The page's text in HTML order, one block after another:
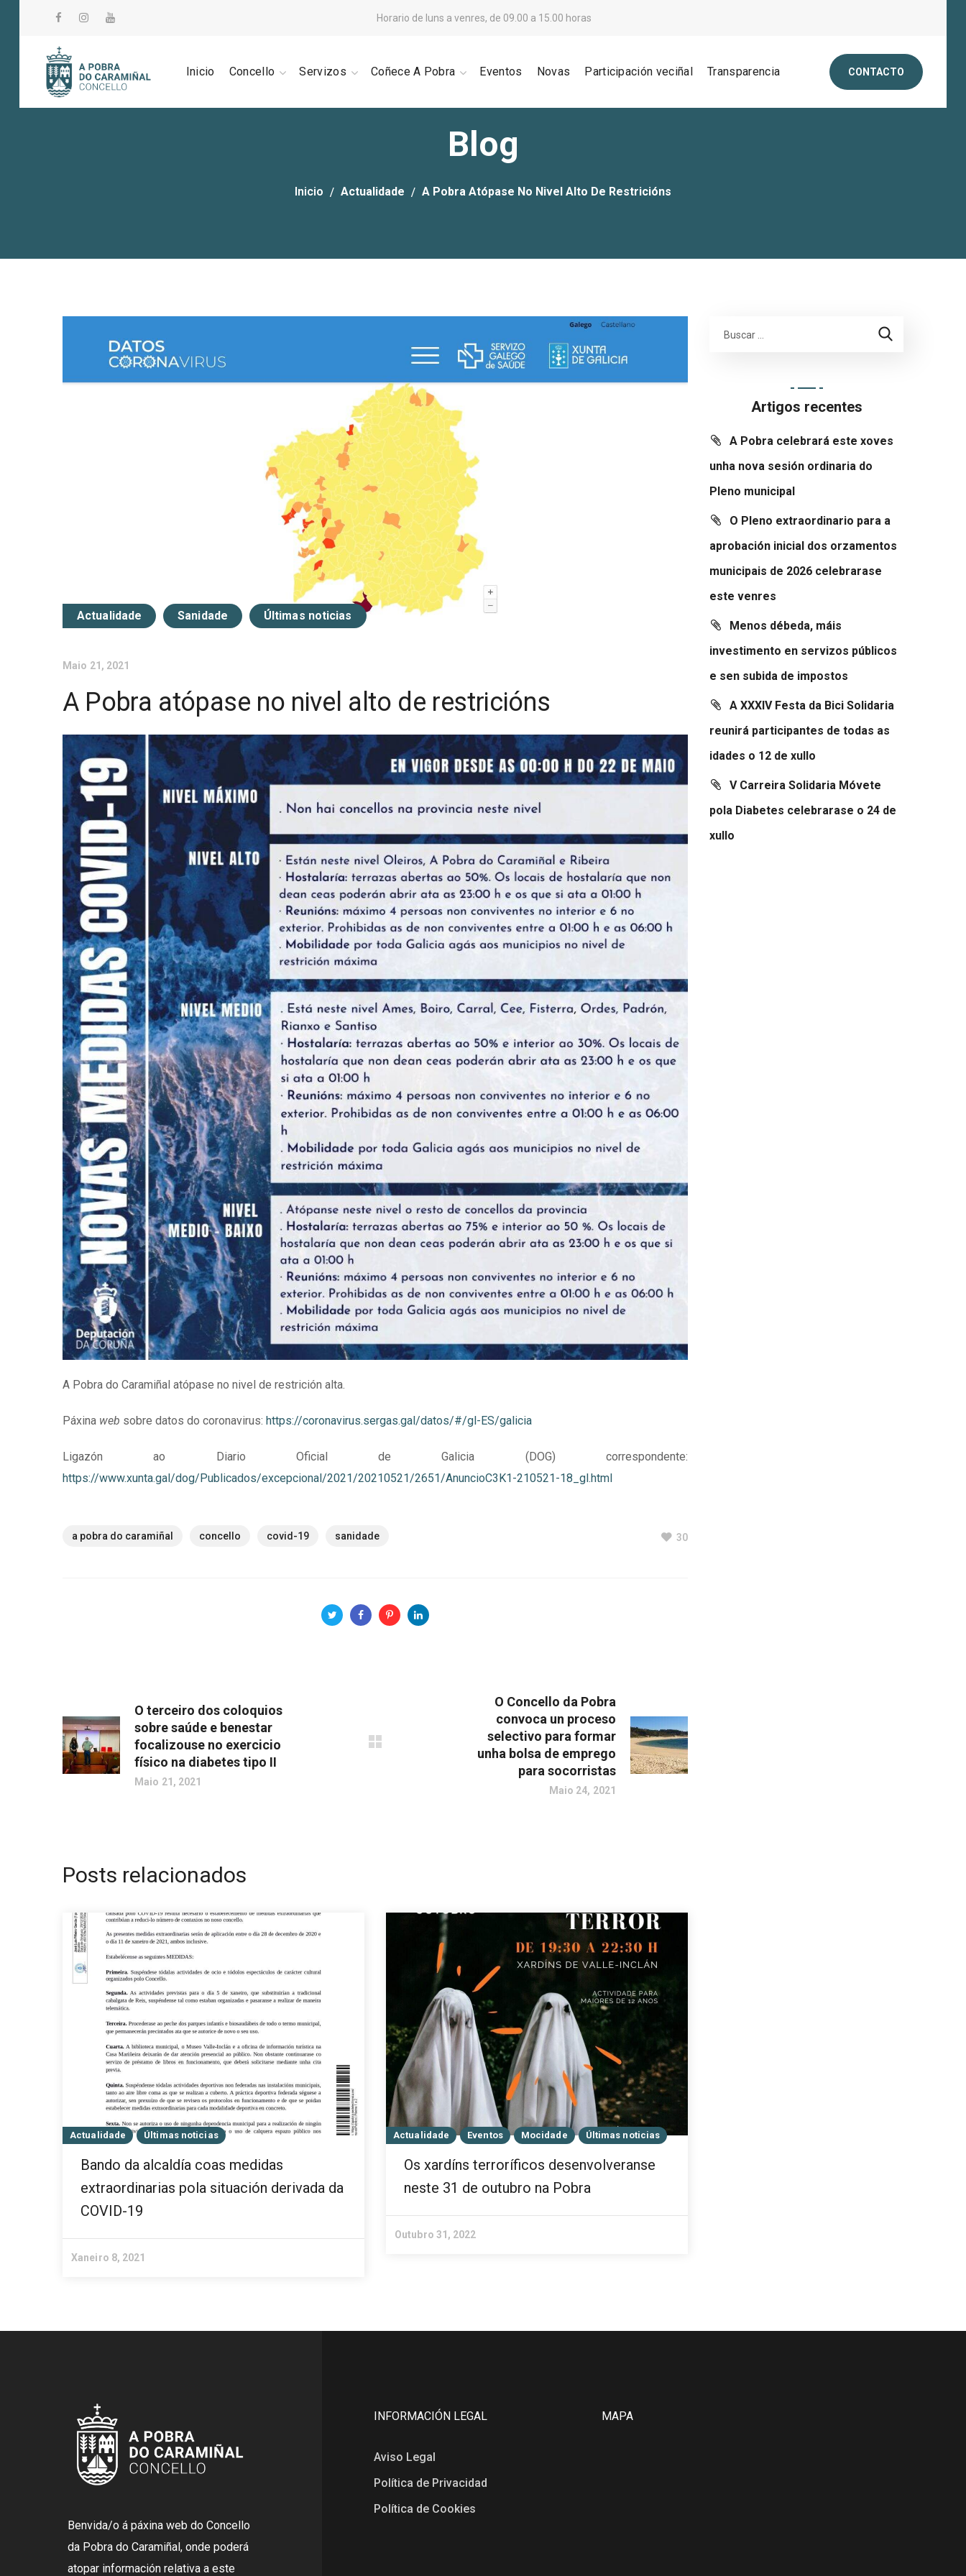
Horario de luns a venres, de 09.00 a 15.00 horas
Inicio Concello Servizos Coñece A Pobra Eventos Novas Participación veciñal Transparencia CONTACTO
Blog
Inicio Actualidade A Pobra Atópase No Nivel Alto De Restricións
Actualidade Sanidade Últimas noticias
Maio 21, 2021
A Pobra atópase no nivel alto de restricións
A Pobra do Caramiñal atópase no nivel de restrición alta.
Páxina web sobre datos do coronavirus: https://coronavirus.sergas.gal/datos/#/gl-ES/galicia
Ligazón ao Diario Oficial de Galicia (DOG) correspondente:
https://www.xunta.gal/dog/Publicados/excepcional/2021/20210521/2651/AnuncioC3K1-210521-18_gl.html
a pobra do caramiñal concello covid-19 sanidade 30
O terceiro dos coloquios
sobre saúde e benestar
focalizouse no exercicio
físico na diabetes tipo II
Maio 21, 2021
O Concello da Pobra
convoca un proceso
selectivo para formar
unha bolsa de emprego
para socorristas
Maio 24, 2021
Posts relacionados
Actualidade Últimas noticias
Bando da alcaldía coas medidas
extraordinarias pola situación derivada da
COVID-19
Xaneiro 8, 2021
Actualidade Eventos Mocidade Últimas noticias
Os xardíns terroríficos desenvolveranse
neste 31 de outubro na Pobra
Outubro 31, 2022
Artigos recentes
A Pobra celebrará este xoves
unha nova sesión ordinaria do
Pleno municipal
O Pleno extraordinario para a
aprobación inicial dos orzamentos
municipais de 2026 celebrarase
este venres
Menos débeda, máis
investimento en servizos públicos
e sen subida de impostos
A XXXIV Festa da Bici Solidaria
reunirá participantes de todas as
idades o 12 de xullo
V Carreira Solidaria Móvete
pola Diabetes celebrarase o 24 de
xullo
Benvida/o á páxina web do Concello
da Pobra do Caramiñal, onde poderá
atopar información relativa a este
INFORMACIÓN LEGAL
Aviso Legal
Política de Privacidad
Política de Cookies
MAPA